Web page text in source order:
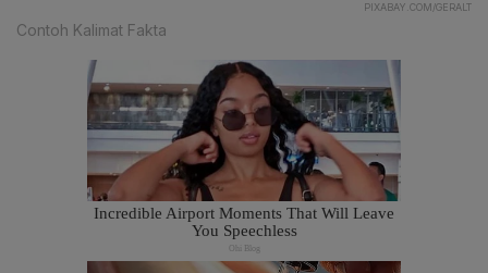
PIXABAY.COM/GERALT
Contoh Kalimat Fakta